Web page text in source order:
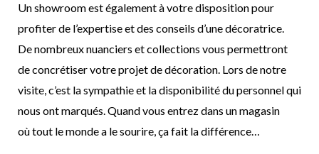
Un showroom est également à votre disposition pour
profiter de l’expertise et des conseils d’une décoratrice.
De nombreux nuanciers et collections vous permettront
de concrétiser votre projet de décoration. Lors de notre
visite, c’est la sympathie et la disponibilité du personnel qui
nous ont marqués. Quand vous entrez dans un magasin
où tout le monde a le sourire, ça fait la différence…